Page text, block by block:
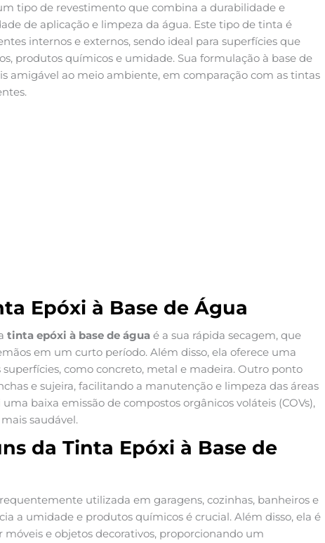
tipo de revestimento que combina a durabilidade e
de aplicação e limpeza da água. Este tipo de tinta é
internos e externos, sendo ideal para superfícies que
produtos químicos e umidade. Sua formulação à base de
amigável ao meio ambiente, em comparação com as tintas
Epóxi à Base de Água
tinta epóxi à base de água é a sua rápida secagem, que
em um curto período. Além disso, ela oferece uma
como concreto, metal e madeira. Outro ponto
e sujeira, facilitando a manutenção e limpeza das áreas
baixa emissão de compostos orgânicos voláteis (COVs),
saudável.
da Tinta Epóxi à Base de
utilizada em garagens, cozinhas, banheiros e
a umidade e produtos químicos é crucial. Além disso, ela é
e objetos decorativos, proporcionando um